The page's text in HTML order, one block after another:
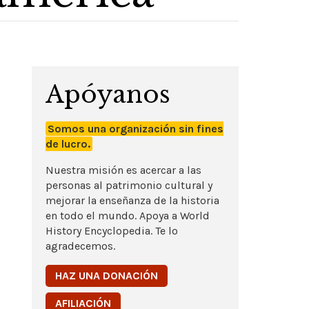
Apóyanos
Somos una organización sin fines
de lucro.
Nuestra misión es acercar a las
personas al patrimonio cultural y
mejorar la enseñanza de la historia
en todo el mundo. Apoya a World
History Encyclopedia. Te lo
agradecemos.
HAZ UNA DONACIÓN
AFILIACIÓN